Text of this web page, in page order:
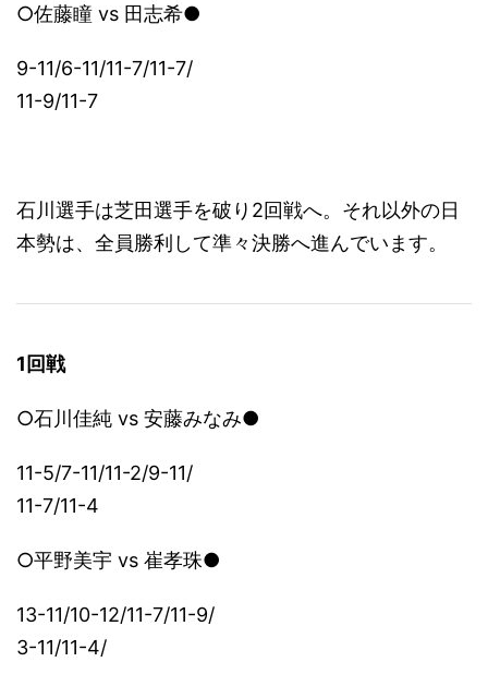
○佐藤瞳 vs 田志希●
9-11/6-11/11-7/11-7/
11-9/11-7
石川選手は芝田選手を破り2回戦へ。それ以外の日
本勢は、全員勝利して準々決勝へ進んでいます。
1回戦
○石川佳純 vs 安藤みなみ●
11-5/7-11/11-2/9-11/
11-7/11-4
○平野美宇 vs 崔孝珠●
13-11/10-12/11-7/11-9/
3-11/11-4/